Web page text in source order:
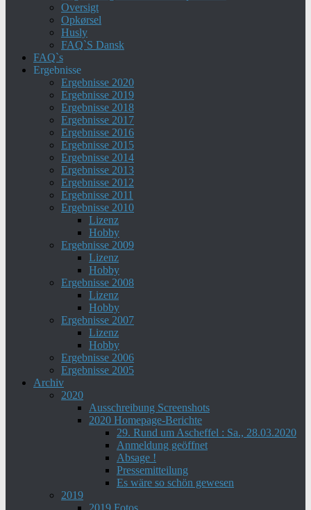
Oversigt
Opkørsel
Husly
FAQ`S Dansk
FAQ`s
Ergebnisse
Ergebnisse 2020
Ergebnisse 2019
Ergebnisse 2018
Ergebnisse 2017
Ergebnisse 2016
Ergebnisse 2015
Ergebnisse 2014
Ergebnisse 2013
Ergebnisse 2012
Ergebnisse 2011
Ergebnisse 2010
Lizenz
Hobby
Ergebnisse 2009
Lizenz
Hobby
Ergebnisse 2008
Lizenz
Hobby
Ergebnisse 2007
Lizenz
Hobby
Ergebnisse 2006
Ergebnisse 2005
Archiv
2020
Ausschreibung Screenshots
2020 Homepage-Berichte
29. Rund um Ascheffel : Sa., 28.03.2020
Anmeldung geöffnet
Absage !
Pressemitteilung
Es wäre so schön gewesen
2019
2019 Fotos